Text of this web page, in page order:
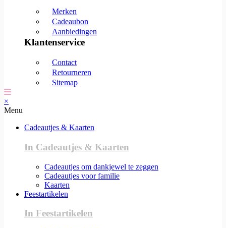
Merken
Cadeaubon
Aanbiedingen
Klantenservice
Contact
Retourneren
Sitemap
×
Menu
Cadeautjes & Kaarten
In Cadeautjes & Kaarten
Cadeautjes om dankjewel te zeggen
Cadeautjes voor familie
Kaarten
Feestartikelen
In Feestartikelen